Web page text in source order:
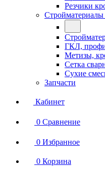
Резчики
Стройматериалы
ГКЛ,
Метизы,
Сетка
Сухие
Запчасти
Кабинет
0 Сравнение
0 Избранное
0 Корзина